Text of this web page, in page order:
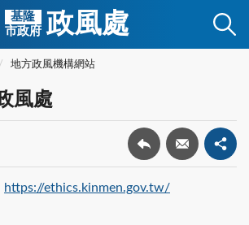
基隆
市政府 政風處
地方政風機構網站
風處
https://ethics.kinmen.gov.tw/